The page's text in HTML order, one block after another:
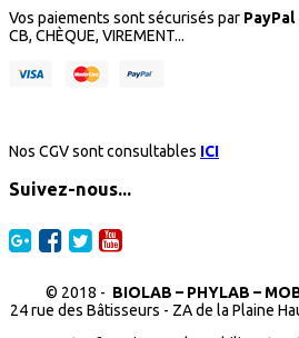
Vos paiements sont sécurisés par PayPal
CB, CHÈQUE, VIREMENT...
Nos CGV sont consultables ICI
Suivez-nous...
© 2018 - BIOLAB – PHYLAB –
24 rue des Bâtisseurs - ZA de la Plaine